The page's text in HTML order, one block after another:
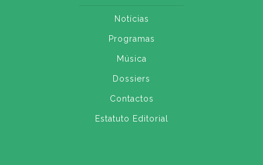
Notícias
Programas
Música
Dossiers
Contactos
Estatuto Editorial